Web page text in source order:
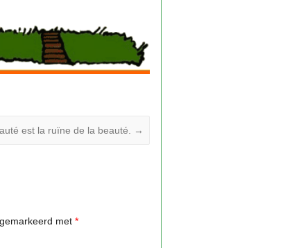
est la ruïne de la beauté. →
met *